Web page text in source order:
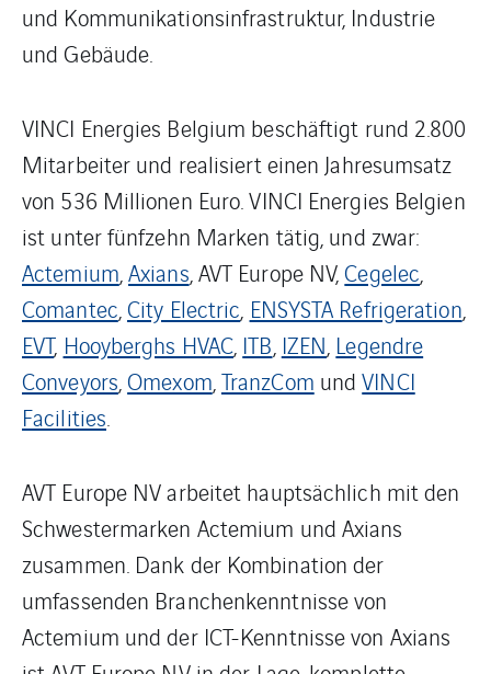
und Kommunikationsinfrastruktur, Industrie
und Gebäude.
VINCI Energies Belgium beschäftigt rund 2.800
Mitarbeiter und realisiert einen Jahresumsatz
von 536 Millionen Euro. VINCI Energies Belgien
ist unter fünfzehn Marken tätig, und zwar:
Actemium,Axians, AVT Europe NV,Cegelec,
Comantec,City Electric, ENSYSTA Refrigeration,
EVT, Hooyberghs HVAC, ITB, IZEN, Legendre
Conveyors,Omexom,TranzCom undVINCI
Facilities.
AVT Europe NV arbeitet hauptsächlich mit den
Schwestermarken Actemium und Axians
zusammen. Dank der Kombination der
umfassenden Branchenkenntnisse von
Actemium und der ICT-Kenntnisse von Axians